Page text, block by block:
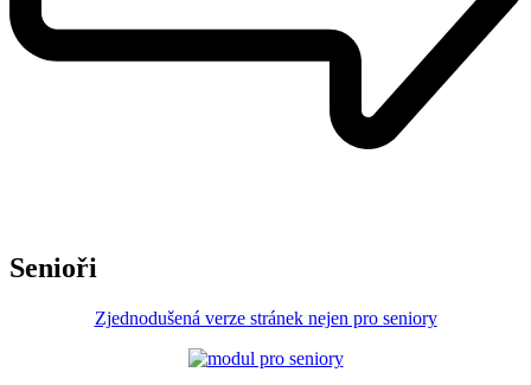
Senioři
Zjednodušená verze stránek nejen pro seniory